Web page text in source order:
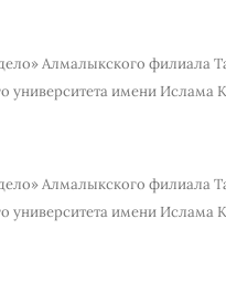
Алмалыкского филиала
университета имени Ислама
Алмалыкского филиала
университета имени Ислама